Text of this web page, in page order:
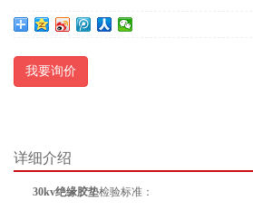
我要询价
详细介绍
30kv绝缘胶垫检验标准：